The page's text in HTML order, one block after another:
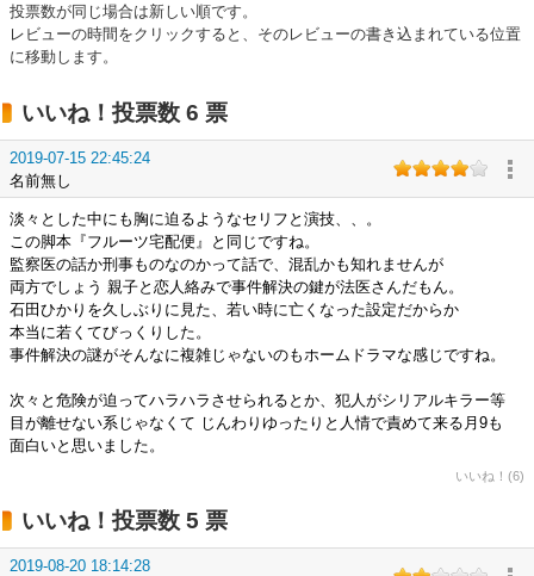
投票数が同じ場合は新しい順です。
レビューの時間をクリックすると、そのレビューの書き込まれている位置
に移動します。
いいね！投票数 6 票
2019-07-15 22:45:24
名前無し
淡々とした中にも胸に迫るようなセリフと演技、、。
この脚本『フルーツ宅配便』と同じですね。
監察医の話か刑事ものなのかって話で、混乱かも知れませんが
両方でしょう 親子と恋人絡みで事件解決の鍵が法医さんだもん。
石田ひかりを久しぶりに見た、若い時に亡くなった設定だからか
本当に若くてびっくりした。
事件解決の謎がそんなに複雑じゃないのもホームドラマな感じですね。
次々と危険が迫ってハラハラさせられるとか、犯人がシリアルキラー等
目が離せない系じゃなくて じんわりゆったりと人情で責めて来る月9も
面白いと思いました。
いいね！(6)
いいね！投票数 5 票
2019-08-20 18:14:28